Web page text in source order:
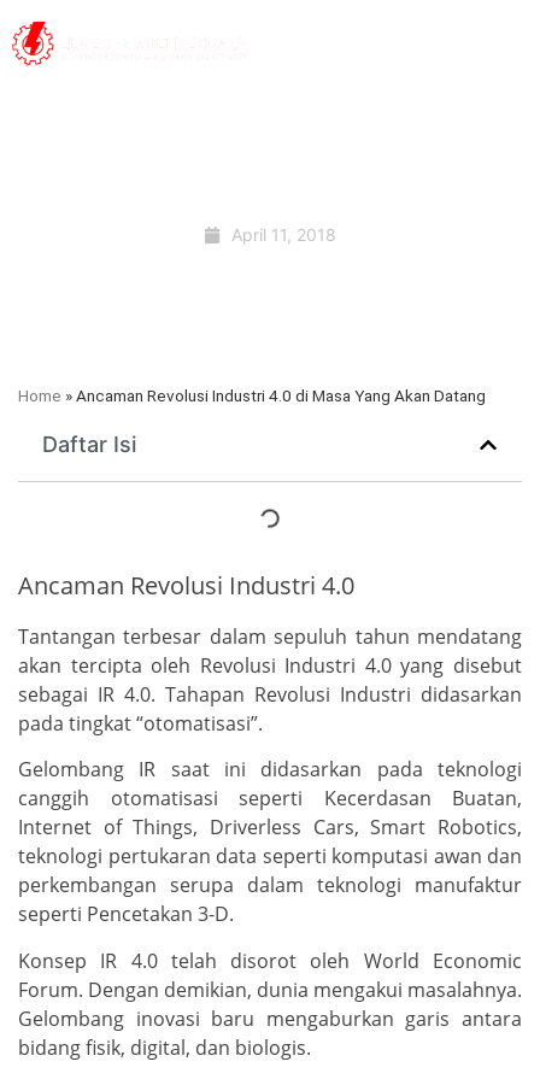
April 11, 2018
Home »Ancaman Revolusi Industri 4.0 di Masa Yang Akan Datang
Daftar Isi
Ancaman Revolusi Industri 4.0
Tantangan terbesar dalam sepuluh tahun mendatang
akan tercipta oleh Revolusi Industri 4.0 yang disebut
sebagai IR 4.0. Tahapan Revolusi Industri didasarkan
pada tingkat “otomatisasi”.
Gelombang IR saat ini didasarkan pada teknologi
canggih otomatisasi seperti Kecerdasan Buatan,
Internet of Things, Driverless Cars, Smart Robotics,
teknologi pertukaran data seperti komputasi awan dan
perkembangan serupa dalam teknologi manufaktur
seperti Pencetakan 3-D.
Konsep IR 4.0 telah disorot oleh World Economic
Forum. Dengan demikian, dunia mengakui masalahnya.
Gelombang inovasi baru mengaburkan garis antara
bidang fisik, digital, dan biologis.